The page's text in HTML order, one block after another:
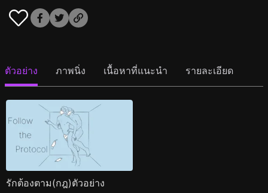
ตัวอย่าง ภาพนิ่ง เนื้อหาที่แนะนำ รายละเอียด
รักต้องตาม(กฎ)ตัวอย่าง